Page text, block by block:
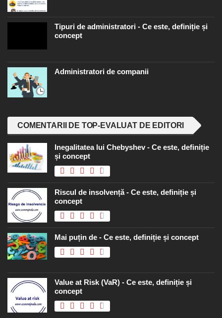
Tipuri de administratori - Ce este, definiție și
concept
Administratori de companii
COMENTARII DE TOP-EVALUAT DE EDITORI
Inegalitatea lui Chebyshev - Ce este, definiție
și concept
Riscul de insolvență - Ce este, definiție și
concept
Mai puțin de - Ce este, definiție și concept
Value at Risk (VaR) - Ce este, definiție și
concept